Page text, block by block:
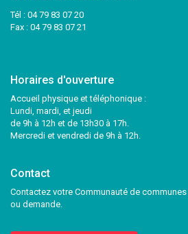
Tél : 04 79 83 07 20
Fax : 04 79 83 07 21
Horaires d'ouverture
Accueil physique et téléphonique :
Lundi, mardi, et jeudi
de 9h à 12h et de 13h30 à 17h.
Mercredi et vendredi de 9h à 12h.
Contact
Contactez votre Communauté de
ou demande.